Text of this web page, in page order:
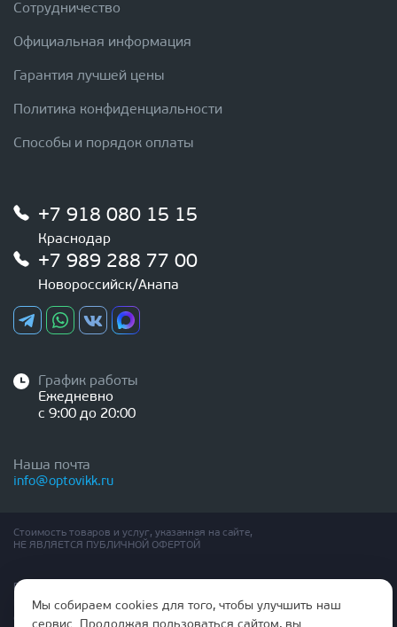
Сотрудничество
Официальная информация
Гарантия лучшей цены
Политика конфиденциальности
Способы и порядок оплаты
+7 918 080 15 15
Краснодар
+7 989 288 77 00
Новороссийск/Анапа
График работы
Ежедневно
с 9:00 до 20:00
Наша почта
info@optovikk.ru
Стоимость товаров и услуг, указанная на сайте,
НЕ ЯВЛЯЕТСЯ ПУБЛИЧНОЙ ОФЕРТОЙ
Правила эксплутации входных и межкомнатных дверей
Политика обработки персональных данных
Согласие на обработку персональных данных
Мы собираем cookies для того, чтобы улучшить наш
сервис. Продолжая пользоваться сайтом, вы